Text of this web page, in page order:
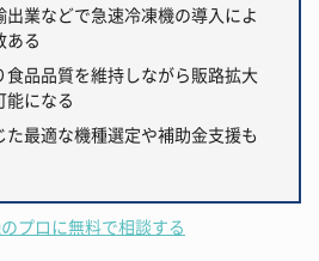
出業などで急速冷凍機の導入によ
ある
品品質を維持しながら販路拡大
能になる
た最適な機種選定や補助金支援も
プロに無料で相談する